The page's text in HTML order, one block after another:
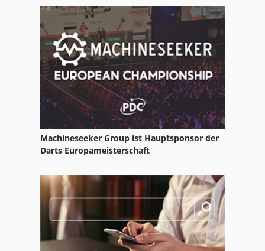
Hsc 20 Linear
Kgs 1670
Kreissägewelle 30 Mm
Lkw Waage
Motor
Nutzfahrzeuge
Tur 560
Ws 54
Machineseeker Group ist Hauptsponsor der
Darts Europameisterschaft